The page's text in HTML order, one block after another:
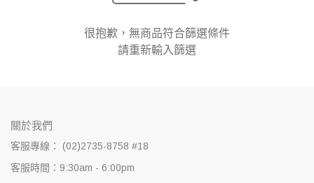
很抱歉，無商品符合篩選條件
請重新輸入篩選
關於我們
客服專線： (02)2735-8758 #18
客服時間：9:30am - 6:00pm